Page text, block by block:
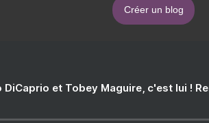
Créer un blog
DiCaprio et Tobey Maguire, c'est lui !